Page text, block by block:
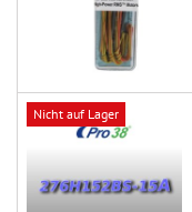
Nicht auf Lager